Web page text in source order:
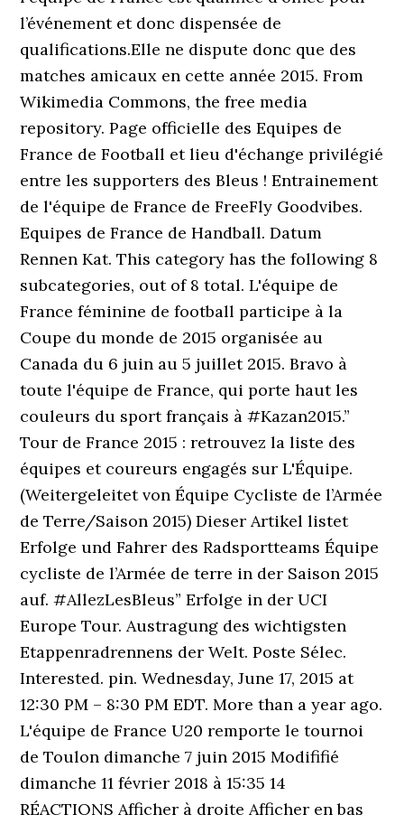
l’événement et donc dispensée de
qualifications.Elle ne dispute donc que des
matches amicaux en cette année 2015. From
Wikimedia Commons, the free media
repository. Page officielle des Equipes de
France de Football et lieu d'échange privilégié
entre les supporters des Bleus ! Entrainement
de l'équipe de France de FreeFly Goodvibes.
Equipes de France de Handball. Datum
Rennen Kat. This category has the following 8
subcategories, out of 8 total. L'équipe de
France féminine de football participe à la
Coupe du monde de 2015 organisée au
Canada du 6 juin au 5 juillet 2015. Bravo à
toute l'équipe de France, qui porte haut les
couleurs du sport français à #Kazan2015.”
Tour de France 2015 : retrouvez la liste des
équipes et coureurs engagés sur L'Équipe.
(Weitergeleitet von Équipe Cycliste de l’Armée
de Terre/Saison 2015) Dieser Artikel listet
Erfolge und Fahrer des Radsportteams Équipe
cycliste de l’Armée de terre in der Saison 2015
auf. #AllezLesBleus” Erfolge in der UCI
Europe Tour. Austragung des wichtigsten
Etappenradrennens der Welt. Poste Sélec.
Interested. pin. Wednesday, June 17, 2015 at
12:30 PM – 8:30 PM EDT. More than a year ago.
L'équipe de France U20 remporte le tournoi
de Toulon dimanche 7 juin 2015 Modififié
dimanche 11 février 2018 à 15:35 14
RÉACTIONS Afficher à droite Afficher en bas